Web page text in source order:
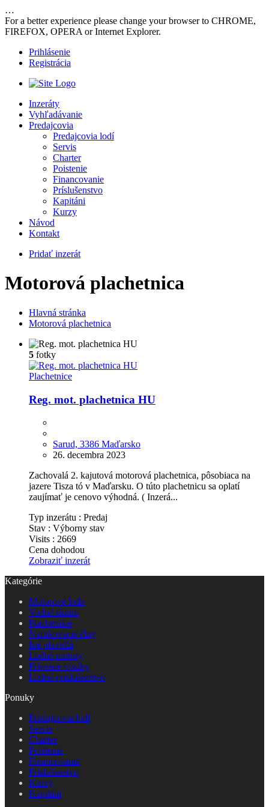
…
For a better experience please change your browser to CHROME,
FIREFOX, OPERA or Internet Explorer.
Prihlásenie
Registrácia
Inzeráty
Vyhľadávanie
Predajcovia
Predajcovia lodí
Servis
Charter
Poistenie
Financovanie
Príslušenstvo
Kapitáni
Kurzy
Návod
Kontakt
Pridať inzerát
Motorová plachetnica
Hlavná stránka
Motorová plachetnica
5 fotky
Plachetnice
Reg. mot. plachetnica HU
Sarud, 3386 Maďarsko
26. decembra 2023
Zachovalá 2. kajutová motorová plachetnica, pôsobiaca na
jazere Tisza tó v Maďarsku. O túto plachetnicu sa oplatí
zaujímať je cenovo výhodná. ( Inzerá...
Typ inzerátu : Predaj
Stav : Výborny stav
Visits : 2669
Cena dohodou
Zobraziť inzerát
Kategórie
Motorové lode
Vodné skútre
Plachetnice
Nafukovacie člny
Iné plavidlá
Lodné motory
Prívesne vozíky
Lodné príslušenstvo
Ponuky
Predajcovia lodí
Servis
Charter
Poistenie
Financovanie
Príslušenstvo
Kurzy
Kapitáni